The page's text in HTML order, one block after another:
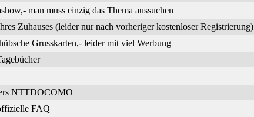
man muss einzig das Thema aussuchen
Zuhauses (leider nur nach vorheriger kostenloser Registrierung)
Grusskarten,- leider mit viel Werbung
NTTDOCOMO
FAQ